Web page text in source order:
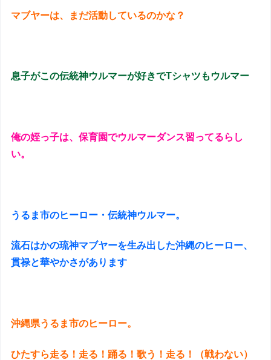
マブヤーは、まだ活動しているのかな？
息子がこの伝統神ウルマーが好きでTシャツもウルマー
俺の姪っ子は、保育園でウルマーダンス習ってるらし
い。
うるま市のヒーロー・伝統神ウルマー。
流石はかの琉神マブヤーを生み出した沖縄のヒーロー、
貫禄と華やかさがあります
沖縄県うるま市のヒーロー。
ひたすら走る！走る！踊る！歌う！走る！（戦わない）